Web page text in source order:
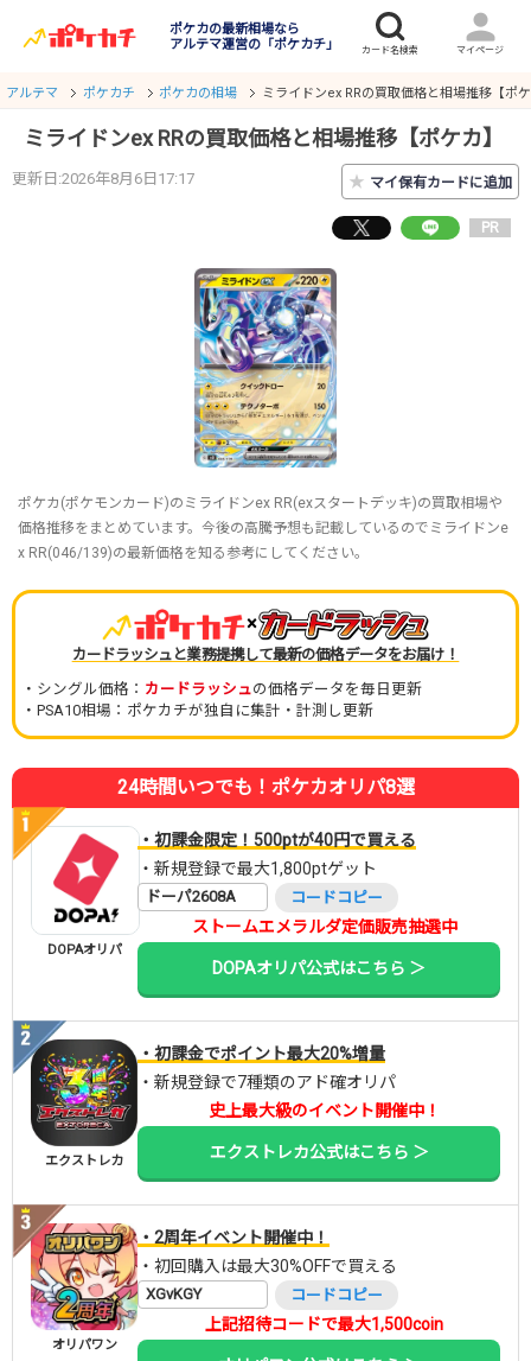
ポケカの最新相場なら
アルテマ運営の「ポケカチ」
アルテマ ポケカチ ポケカの相場 ミライドンex RRの買取価格と相場推移【ポ
ミライドンex RRの買取価格と相場推移【ポケカ】
更新日:2026年8月6日17:17 ★ マイ保有カードに追加
PR
ポケカ(ポケモンカード)のミライドンex RR(exスタートデッキ)の買取相場や
価格推移をまとめています。今後の高騰予想も記載しているのでミライドンe
x RR(046/139)の最新価格を知る参考にしてください。
×
カードラッシュと業務提携して最新の価格データをお届け！
・シングル価格： カードラッシュの価格データを毎日更新
・PSA10相場：ポケカチが独自に集計・計測し更新
24時間いつでも！ポケカオリパ8選
DOPAオリパ
・初課金限定！500ptが40円で買える
・新規登録で最大1,800ptゲット
ドーパ2608A コードコピー
ストームエメラルダ定価販売抽選中
DOPAオリパ公式はこちら ＞
エクストレカ
・初課金でポイント最大20%増量
・新規登録で7種類のアド確オリパ
史上最大級のイベント開催中！
エクストレカ公式はこちら ＞
オリパワン
・2周年イベント開催中！
・初回購入は最大30%OFFで買える
XGvKGY コードコピー
上記招待コードで最大1,500coin